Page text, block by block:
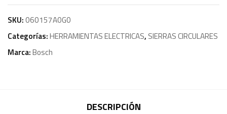
SKU:060157A0G0
Categorías:HERRAMIENTAS ELECTRICAS, SIERRAS CIRCULARES
Marca:Bosch
DESCRIPCIÓN